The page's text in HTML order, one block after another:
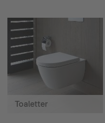
Toaletter